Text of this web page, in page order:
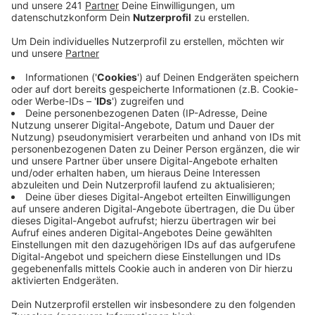
Veröffentlicht:Sonntag, 09.08.2020 13:36
Anzeige
Damit könnten verschiedene Städte im Kreis mit Bonn
und vielleicht auch Köln vernetzt werden. Ein
Wasserbussystem könne nicht nur den ÖPNV
ergänzen, sondern auch zur Verkehrswende beitragen,
so Waldästl. Vor allem Pendler könnten proftieren,
weil sie nicht mehr im Stau stünden. Waldästl stellt
sich zum Beispiel Haltestellen auf der Insel
Grafenwerth, an der Bonner Rheinaue, in Niederkassel-
Mondorf und Wesseling vor. Im Umfeld der Stationen
müssten dann Park and Ride-Parkplätze ebenso wie
Fahrradstellplätze entstehen. Die Schiffe selbst
sollten ökologisch über Sonnenenergie oder